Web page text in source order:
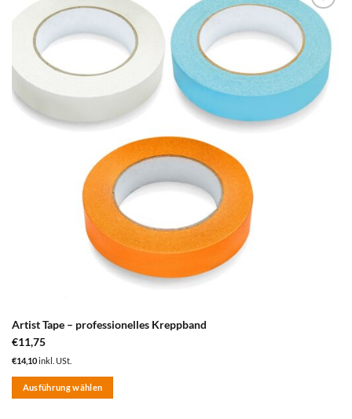
zum
Merkzettel
hinzufügen
Artist Tape – professionelles Kreppband
€11,75
€14,10inkl. USt.
Ausführung wählen